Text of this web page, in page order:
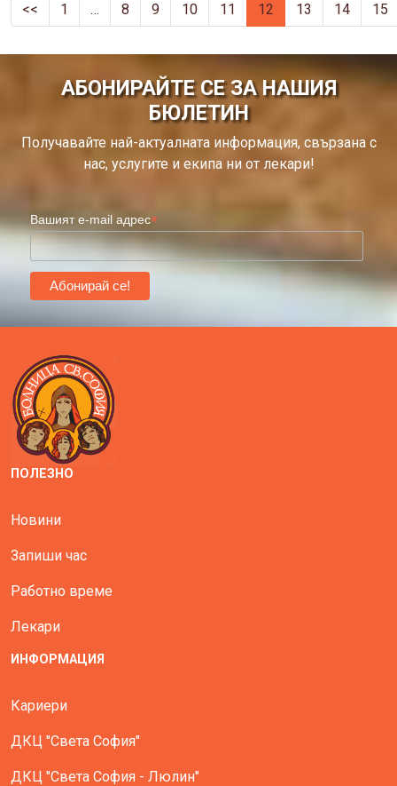
<< 1 … 8 9 10 11 12 13 14 15
АБОНИРАЙТЕ СЕ ЗА НАШИЯ
БЮЛЕТИН
Получавайте най-актуалната информация, свързана с
нас, услугите и екипа ни от лекари!
Вашият e-mail адрес*
ПОЛЕЗНО
Новини
Запиши час
Работно време
Лекари
ИНФОРМАЦИЯ
Кариери
ДКЦ "Света София"
ДКЦ "Света София - Люлин"